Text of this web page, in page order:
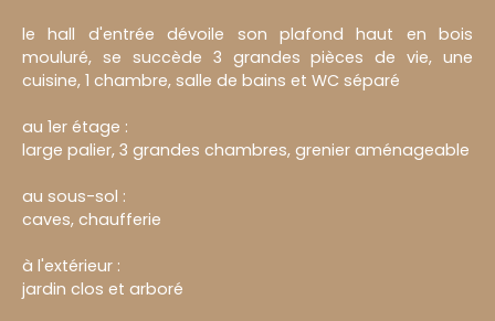
le hall d'entrée dévoile son plafond haut en bois
mouluré, se succède 3 grandes pièces de vie, une
cuisine, 1 chambre, salle de bains et WC séparé
au 1er étage :
large palier, 3 grandes chambres, grenier aménageable
au sous-sol :
caves, chaufferie
à l'extérieur :
jardin clos et arboré